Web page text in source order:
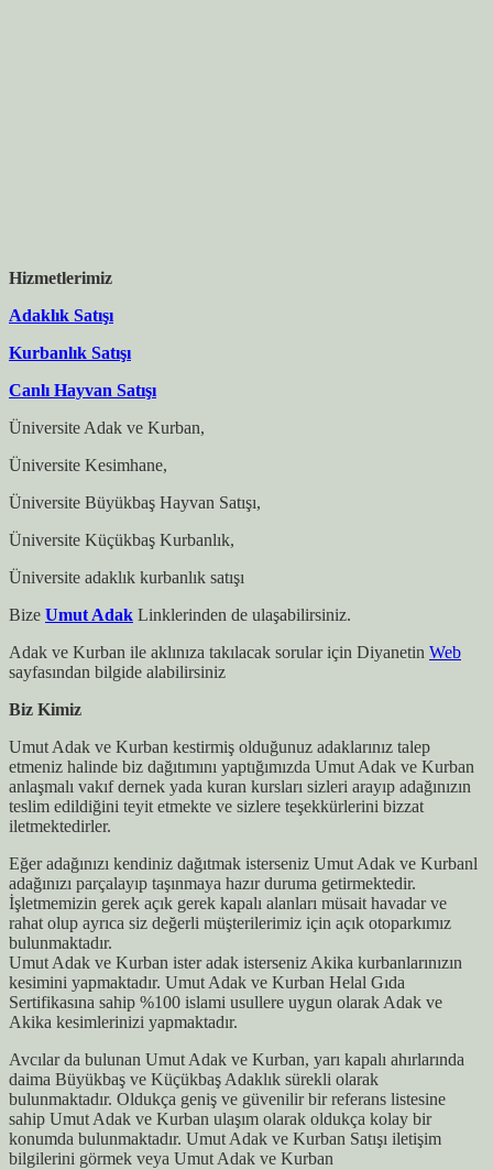
Hizmetlerimiz
Adaklık Satışı
Kurbanlık Satışı
Canlı Hayvan Satışı
Üniversite Adak ve Kurban,
Üniversite Kesimhane,
Üniversite Büyükbaş Hayvan Satışı,
Üniversite Küçükbaş Kurbanlık,
Üniversite adaklık kurbanlık satışı
Bize Umut Adak Linklerinden de ulaşabilirsiniz.
Adak ve Kurban ile aklınıza takılacak sorular için Diyanetin Web
sayfasından bilgide alabilirsiniz
Biz Kimiz
Umut Adak ve Kurban kestirmiş olduğunuz adaklarınız talep
etmeniz halinde biz dağıtımını yaptığımızda Umut Adak ve Kurban
anlaşmalı vakıf dernek yada kuran kursları sizleri arayıp adağınızın
teslim edildiğini teyit etmekte ve sizlere teşekkürlerini bizzat
iletmektedirler.
Eğer adağınızı kendiniz dağıtmak isterseniz Umut Adak ve Kurbanl
adağınızı parçalayıp taşınmaya hazır duruma getirmektedir.
İşletmemizin gerek açık gerek kapalı alanları müsait havadar ve
rahat olup ayrıca siz değerli müşterilerimiz için açık otoparkımız
bulunmaktadır.
Umut Adak ve Kurban ister adak isterseniz Akika kurbanlarınızın
kesimini yapmaktadır. Umut Adak ve Kurban Helal Gıda
Sertifikasına sahip %100 islami usullere uygun olarak Adak ve
Akika kesimlerinizi yapmaktadır.
Avcılar da bulunan Umut Adak ve Kurban, yarı kapalı ahırlarında
daima Büyükbaş ve Küçükbaş Adaklık sürekli olarak
bulunmaktadır. Oldukça geniş ve güvenilir bir referans listesine
sahip Umut Adak ve Kurban ulaşım olarak oldukça kolay bir
konumda bulunmaktadır. Umut Adak ve Kurban Satışı iletişim
bilgilerini görmek veya Umut Adak ve Kurban